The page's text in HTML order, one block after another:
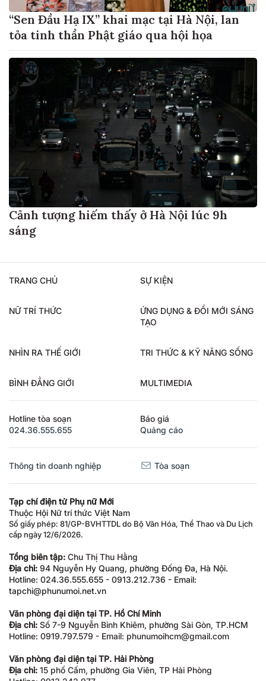
“Sen Đầu Hạ IX” khai mạc tại Hà Nội, lan
tỏa tinh thần Phật giáo qua hội họa
Cảnh tượng hiếm thấy ở Hà Nội lúc 9h
sáng
TRANG CHỦ SỰ KIỆN
NỮ TRÍ THỨC
ỨNG DỤNG & ĐỔI MỚI SÁNG
TẠO
NHÌN RA THẾ GIỚI TRI THỨC & KỸ NĂNG SỐNG
BÌNH ĐẲNG GIỚI MULTIMEDIA
Hotline tòa soạn
024.36.555.655
Báo giá
Quảng cáo
Thông tin doanh nghiệp Tòa soạn
Tạp chí điện tử Phụ nữ Mới
Thuộc Hội Nữ trí thức Việt Nam
Số giấy phép: 81/GP-BVHTTDL do Bộ Văn Hóa, Thể Thao và Du Lịch
cấp ngày 12/6/2026.
Tổng biên tập: Chu Thị Thu Hằng
Địa chỉ: 94 Nguyễn Hy Quang, phường Đống Đa, Hà Nội.
Hotline: 024.36.555.655 - 0913.212.736 - Email:
tapchi@phunumoi.net.vn
Văn phòng đại diện tại TP. Hồ Chí Minh
Địa chỉ: Số 7-9 Nguyễn Bỉnh Khiêm, phường Sài Gòn, TP.HCM
Hotline: 0919.797.579 - Email: phunumoihcm@gmail.com
Văn phòng đại diện tại TP. Hải Phòng
Địa chỉ: 15 phố Cấm, phường Gia Viên, TP Hải Phòng